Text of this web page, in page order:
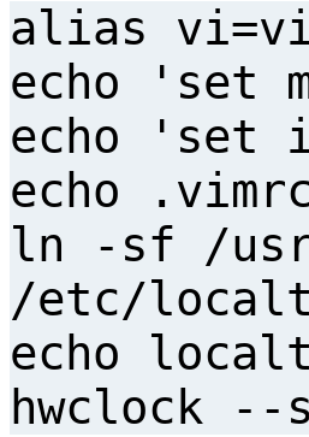
alias
echo 'set
echo 'set
echo .vimrc
ln -sf /
/etc/
echo
hwclock --